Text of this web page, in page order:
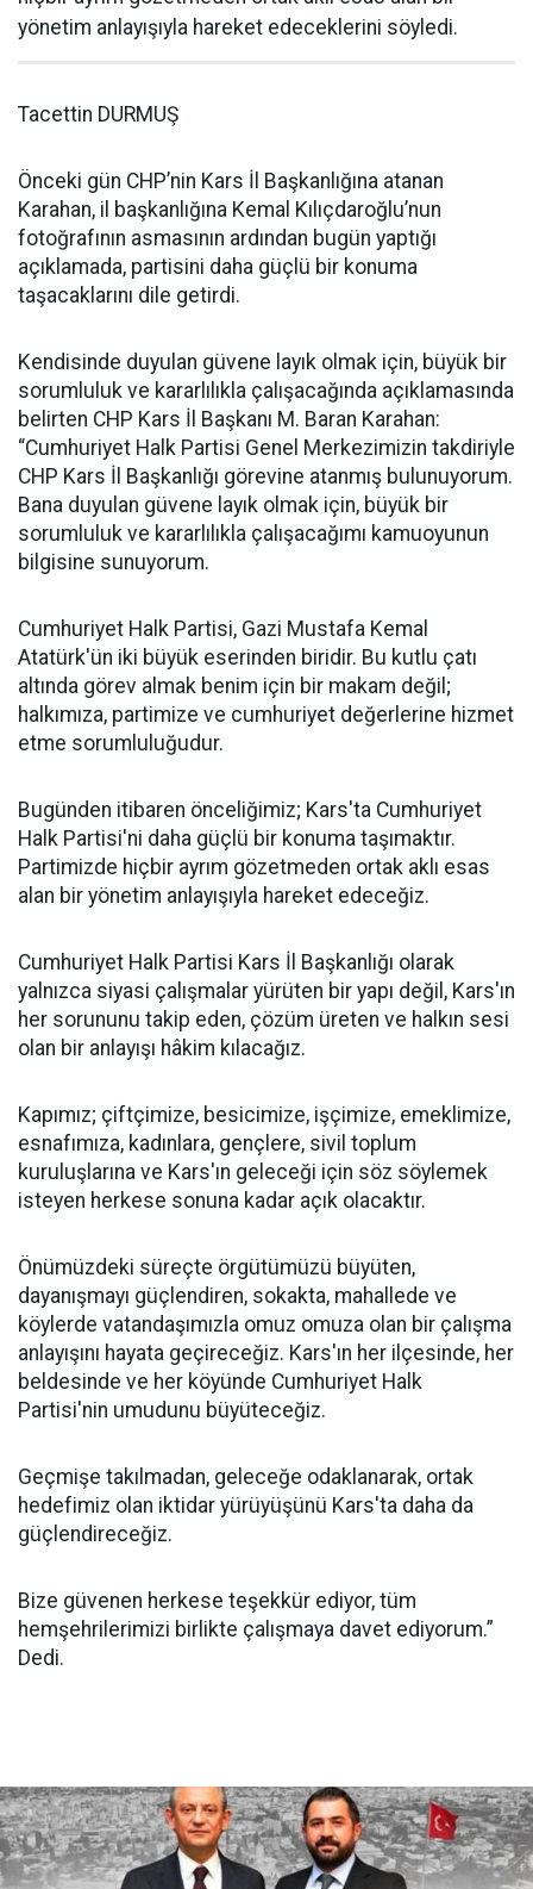
yönetim anlayışıyla hareket edeceklerini söyledi.
Tacettin DURMUŞ
Önceki gün CHP’nin Kars İl Başkanlığına atanan
Karahan, il başkanlığına Kemal Kılıçdaroğlu’nun
fotoğrafının asmasının ardından bugün yaptığı
açıklamada, partisini daha güçlü bir konuma
taşacaklarını dile getirdi.
Kendisinde duyulan güvene layık olmak için, büyük bir
sorumluluk ve kararlılıkla çalışacağında açıklamasında
belirten CHP Kars İl Başkanı M. Baran Karahan:
“Cumhuriyet Halk Partisi Genel Merkezimizin takdiriyle
CHP Kars İl Başkanlığı görevine atanmış bulunuyorum.
Bana duyulan güvene layık olmak için, büyük bir
sorumluluk ve kararlılıkla çalışacağımı kamuoyunun
bilgisine sunuyorum.
Cumhuriyet Halk Partisi, Gazi Mustafa Kemal
Atatürk'ün iki büyük eserinden biridir. Bu kutlu çatı
altında görev almak benim için bir makam değil;
halkımıza, partimize ve cumhuriyet değerlerine hizmet
etme sorumluluğudur.
Bugünden itibaren önceliğimiz; Kars'ta Cumhuriyet
Halk Partisi'ni daha güçlü bir konuma taşımaktır.
Partimizde hiçbir ayrım gözetmeden ortak aklı esas
alan bir yönetim anlayışıyla hareket edeceğiz.
Cumhuriyet Halk Partisi Kars İl Başkanlığı olarak
yalnızca siyasi çalışmalar yürüten bir yapı değil, Kars'ın
her sorununu takip eden, çözüm üreten ve halkın sesi
olan bir anlayışı hâkim kılacağız.
Kapımız; çiftçimize, besicimize, işçimize, emeklimize,
esnafımıza, kadınlara, gençlere, sivil toplum
kuruluşlarına ve Kars'ın geleceği için söz söylemek
isteyen herkese sonuna kadar açık olacaktır.
Önümüzdeki süreçte örgütümüzü büyüten,
dayanışmayı güçlendiren, sokakta, mahallede ve
köylerde vatandaşımızla omuz omuza olan bir çalışma
anlayışını hayata geçireceğiz. Kars'ın her ilçesinde, her
beldesinde ve her köyünde Cumhuriyet Halk
Partisi'nin umudunu büyüteceğiz.
Geçmişe takılmadan, geleceğe odaklanarak, ortak
hedefimiz olan iktidar yürüyüşünü Kars'ta daha da
güçlendireceğiz.
Bize güvenen herkese teşekkür ediyor, tüm
hemşehrilerimizi birlikte çalışmaya davet ediyorum.”
Dedi.